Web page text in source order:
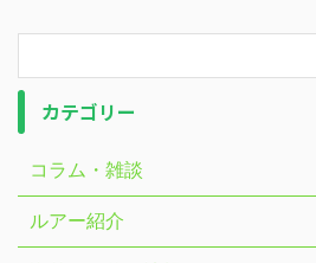
カテゴリー
コラム・雑談
ルアー紹介